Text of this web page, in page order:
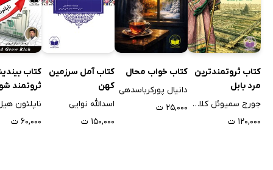
کتاب ثروتمندترین
مرد بابل
جورج سمیوئل کلاسون
۱۲۰,۰۰۰ ت
کتاب خواب محال
دانیال پورکرباسدهی
۲۵,۰۰۰ ت
کتاب آمل سرزمین
کهن
اسدالله نوایی
۱۵۰,۰۰۰ ت
کتاب
ثروتمند
ناپلئون
۶۰,۰۰۰ ت